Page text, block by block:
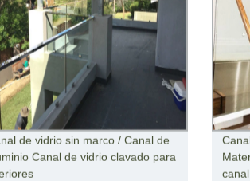
de vidrio sin marco / Canal de
Canal de vidrio clavado para